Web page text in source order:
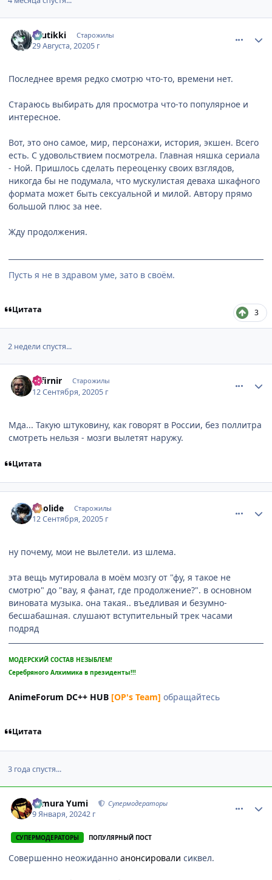
tuutikki Старожилы
29 Августа, 20205 г
Последнее время редко смотрю что-то, времени нет.
Стараюсь выбирать для просмотра что-то популярное и
интересное.
Вот, это оно самое, мир, персонажи, история, экшен. Всего
есть. С удовольствием посмотрела. Главная няшка сериала
- Ной. Пришлось сделать переоценку своих взглядов,
никогда бы не подумала, что мускулистaя деваха шкафного
формата может быть сексуальной и милой. Автору прямо
большой плюс за нее.
Жду продолжения.
Пусть я не в здравом уме, зато в своём.
Цитата 3
2 недели спустя...
Infirnir Старожилы
12 Сентября, 20205 г
Мда... Такую штуковину, как говорят в России, без поллитра
смотреть нельзя - мозги вылетят наружу.
Цитата
Aeolide Старожилы
12 Сентября, 20205 г
ну почему, мои не вылетели. из шлема.
эта вещь мутировала в моём мозгу от "фу, я такое не
смотрю" до "вау, я фанат, где продолжение?". в основном
виновата музыка. она такая.. въедливая и безумно-
бесшабашная. слушают вступительный трек часами
подряд
МОДЕРСКИЙ СОСТАВ НЕЗЫБЛЕМ!
Серебряного Алхимика в президенты!!!
AnimeForum DC++ HUB [OP's Team] обращайтесь
Цитата
3 года спустя...
Himura Yumi Супермодераторы
9 Января, 20242 г
СУПЕРМОДЕРАТОРЫ ПОПУЛЯРНЫЙ ПОСТ
Совершенно неожиданно анонсировали сиквел.